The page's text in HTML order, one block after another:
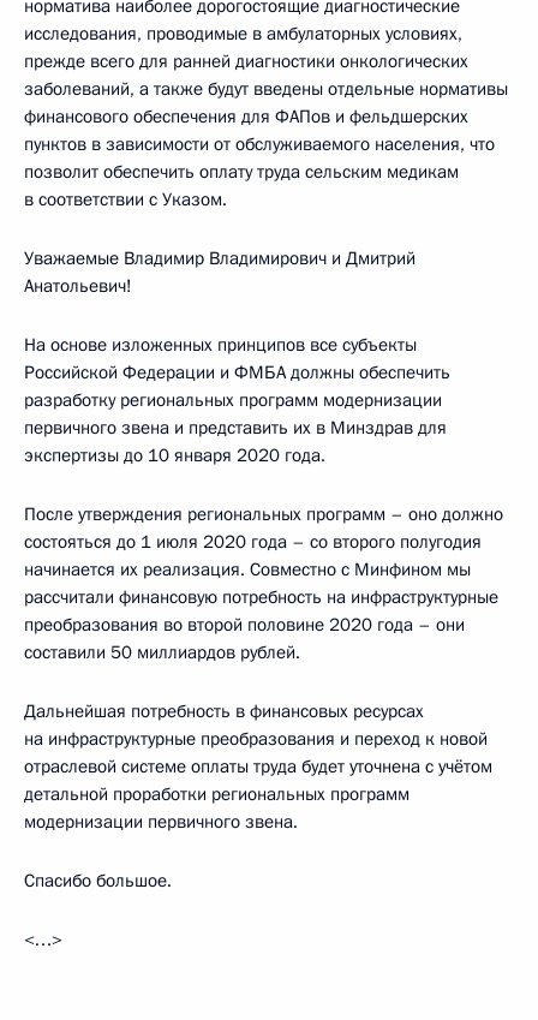
норматива наиболее дорогостоящие диагностические
исследования, проводимые в амбулаторных условиях,
прежде всего для ранней диагностики онкологических
заболеваний, а также будут введены отдельные нормативы
финансового обеспечения для ФАПов и фельдшерских
пунктов в зависимости от обслуживаемого населения, что
позволит обеспечить оплату труда сельским медикам
в соответствии с Указом.
Уважаемые Владимир Владимирович и Дмитрий
Анатольевич!
На основе изложенных принципов все субъекты
Российской Федерации и ФМБА должны обеспечить
разработку региональных программ модернизации
первичного звена и представить их в Минздрав для
экспертизы до 10 января 2020 года.
После утверждения региональных программ – оно должно
состояться до 1 июля 2020 года – со второго полугодия
начинается их реализация. Совместно с Минфином мы
рассчитали финансовую потребность на инфраструктурные
преобразования во второй половине 2020 года – они
составили 50 миллиардов рублей.
Дальнейшая потребность в финансовых ресурсах
на инфраструктурные преобразования и переход к новой
отраслевой системе оплаты труда будет уточнена с учётом
детальной проработки региональных программ
модернизации первичного звена.
Спасибо большое.
<…>